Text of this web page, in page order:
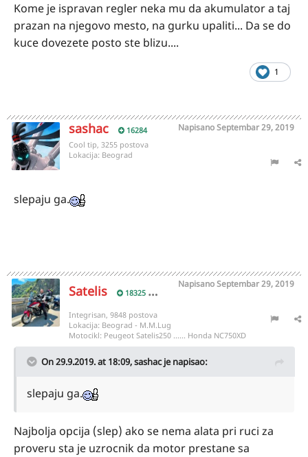
Kome je ispravan regler neka mu da akumulator a taj
prazan na njegovo mesto, na gurku upaliti... Da se do
kuce dovezete posto ste blizu....
1
sashac 16284 NapisanoSeptembar 29, 2019
Cool tip, 3255 postova
Lokacija: Beograd
slepaju ga.
Satelis 18325
NapisanoSeptembar 29, 2019
Integrisan, 9848 postova
Lokacija: Beograd - M.M.Lug
Motocikl: Peugeot Satelis250 ...... Honda NC750XD
On 29.9.2019. at 18:09,sashacje napisao:
slepaju ga.
Najbolja opcija (slep) ako se nema alata pri ruci za
proveru sta je uzrocnik da motor prestane sa